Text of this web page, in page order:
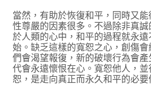
當然，有助於恢復和平，同時又
性尊嚴的因素很多。不過除非真
於人類的心中，和平的過程就永
始。缺乏這樣的寬恕之心，創傷
們會渴望報復，新的破壞行為會
代會永遠懷恨在心。寬恕他人，
恕，是走向真正而永久和平的必要